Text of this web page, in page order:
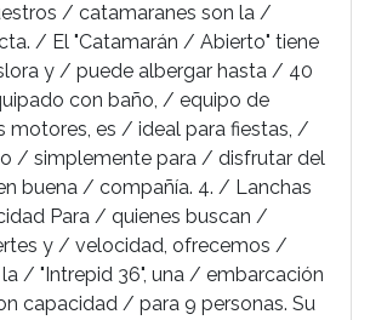
/ catamaranes son la /
/ El "Catamarán / Abierto" tiene
y / puede albergar hasta / 40
con baño, / equipo de
motores, es / ideal para fiestas, /
/ simplemente para / disfrutar del
buena / compañía. 4. / Lanchas
Para / quienes buscan /
y / velocidad, ofrecemos /
/ "Intrepid 36", una / embarcación
capacidad / para 9 personas. Su